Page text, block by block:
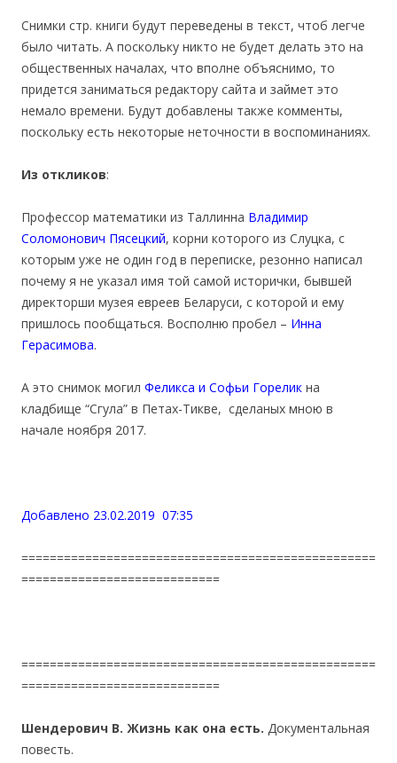
Снимки стр. книги будут переведены в текст, чтоб легче
было читать. А поскольку никто не будет делать это на
общественных началах, что вполне объяснимо, то
придется заниматься редактору сайта и займет это
немало времени. Будут добавлены также комменты,
поскольку есть некоторые неточности в воспоминаниях.
Из откликов:
Профессор математики из Таллинна Владимир
Соломонович Пясецкий, корни которого из Слуцка, с
которым уже не один год в переписке, резонно написал
почему я не указал имя той самой исторички, бывшей
директорши музея евреев Беларуси, с которой и ему
пришлось пообщаться. Восполню пробел – Инна
Герасимова.
А это снимок могил Феликса и Софьи Горелик на
кладбище “Сгула” в Петах-Тикве, сделаных мною в
начале ноября 2017.
Добавлено 23.02.2019 07:35
==================================================
============================
==================================================
============================
Шендерович В. Жизнь как она есть. Документальная
повесть.